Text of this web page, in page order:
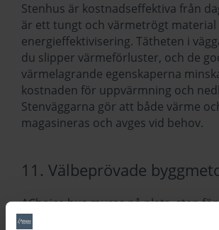
Stenhus är kostnadseffektiva från
är ett tungt och värmetrögt material
energieffektivisering. Tätheten i
du slipper värmeförluster, och de
värmelagrande egenskaperna
kostnaden för uppvärmning och
Stenväggarna gör att både värme
magasineras och avges vid behov.
11. Välbeprövade
AChoice hus muras på plats, sten
tror på ett gediget hantverk och